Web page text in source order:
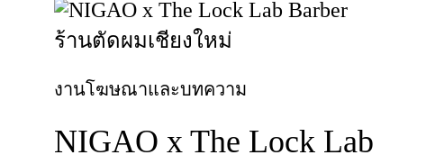
งานโฆษณาและบทความ
NIGAO x The Lock Lab